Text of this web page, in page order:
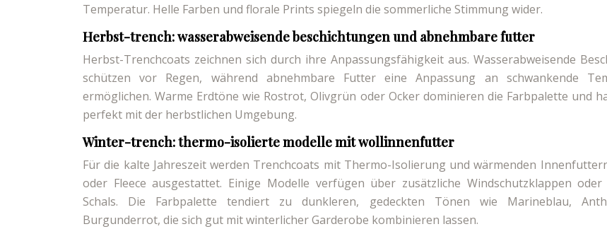
Temperatur. Helle Farben und florale Prints spiegeln die sommerliche Stimmung wider.
Herbst-trench: wasserabweisende beschichtungen und abnehmbare futter
Herbst-Trenchcoats zeichnen sich durch ihre Anpassungsfähigkeit aus. Wasserabweisende
schützen vor Regen, während abnehmbare Futter eine Anpassung an schwankende
ermöglichen. Warme Erdtöne wie Rostrot, Olivgrün oder Ocker dominieren die Farbpalette und
perfekt mit der herbstlichen Umgebung.
Winter-trench: thermo-isolierte modelle mit wollinnenfutter
Für die kalte Jahreszeit werden Trenchcoats mit Thermo-Isolierung und wärmenden
oder Fleece ausgestattet. Einige Modelle verfügen über zusätzliche Windschutzklappen
Schals. Die Farbpalette tendiert zu dunkleren, gedeckten Tönen wie Marineblau,
Burgunderrot, die sich gut mit winterlicher Garderobe kombinieren lassen.